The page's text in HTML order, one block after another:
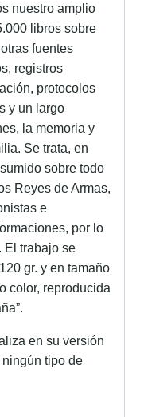
nuestro amplio
libros sobre
fuentes
registros
protocolos
y un largo
la memoria y
Se trata, en
sobre todo
Reyes de Armas,
e
por lo
El trabajo se
gr. y en tamaño
color, reproducida
en su versión
tipo de